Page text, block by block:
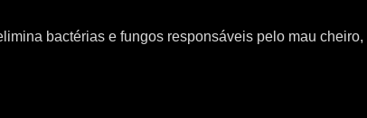
bactérias e fungos responsáveis pelo mau